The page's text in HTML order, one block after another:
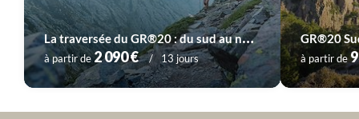
Voyage
Sud-Ouest Voyage
Vallée de la Loire
L
a traversée du GR®20 : du sud au nord
à partir de2 090 € 13 jours
GR®20
à partir de